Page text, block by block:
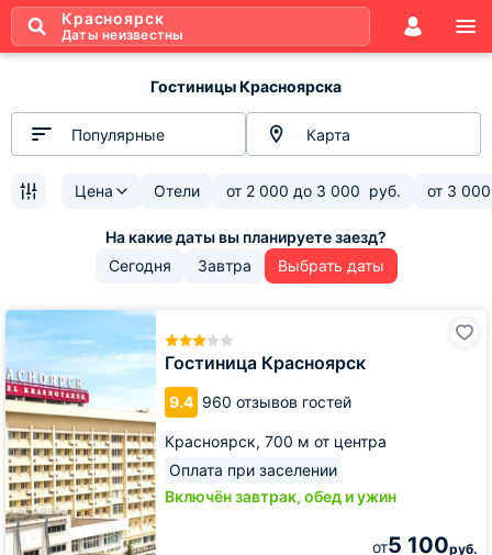
Красноярск
Даты неизвестны
Гостиницы Красноярска
Популярные Карта
Цена Отели от 2 000 до 3 000 руб. от 3 000
Сегодня Завтра Выбрать даты
Гостиница Красноярск
9.4 960 отзывов гостей
Красноярск, 700 м от центра
Оплата при заселении
Включён завтрак, обед и ужин
от5 100руб.
Гостиница
Красноярск